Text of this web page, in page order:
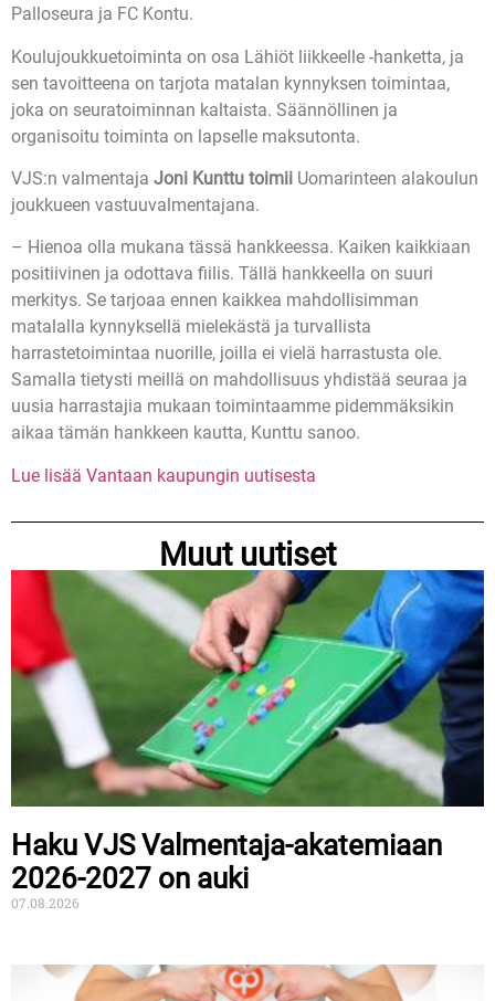
Palloseura ja FC Kontu.
Koulujoukkuetoiminta on osa Lähiöt liikkeelle -hanketta, ja
sen tavoitteena on tarjota matalan kynnyksen toimintaa,
joka on seuratoiminnan kaltaista. Säännöllinen ja
organisoitu toiminta on lapselle maksutonta.
VJS:n valmentaja Joni Kunttu toimii Uomarinteen alakoulun
joukkueen vastuuvalmentajana.
– Hienoa olla mukana tässä hankkeessa. Kaiken kaikkiaan
positiivinen ja odottava fiilis. Tällä hankkeella on suuri
merkitys. Se tarjoaa ennen kaikkea mahdollisimman
matalalla kynnyksellä mielekästä ja turvallista
harrastetoimintaa nuorille, joilla ei vielä harrastusta ole.
Samalla tietysti meillä on mahdollisuus yhdistää seuraa ja
uusia harrastajia mukaan toimintaamme pidemmäksikin
aikaa tämän hankkeen kautta, Kunttu sanoo.
Lue lisää Vantaan kaupungin uutisesta
Muut uutiset
Haku VJS Valmentaja-akatemiaan
2026-2027 on auki
07.08.2026